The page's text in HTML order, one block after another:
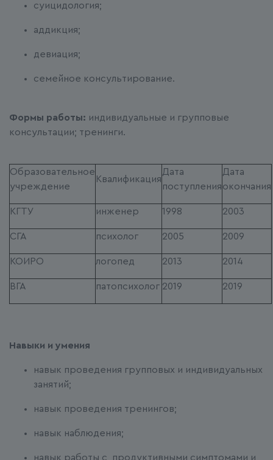
суицидология;
аддикция;
девиация;
семейное консультирование.
Формы работы: индивидуальные и групповые
консультации; тренинги.
Образовательное
учреждение
Квалификация
Дата
поступления
Дата
окончания
КГТУ инженер 1998 2003
СГА психолог 2005 2009
КОИРО логопед 2013 2014
ВГА патопсихолог 2019 2019
Навыки и умения
навык проведения групповых и индивидуальных
занятий;
навык проведения тренингов;
навык наблюдения;
навык работы с продуктивными симптомами и